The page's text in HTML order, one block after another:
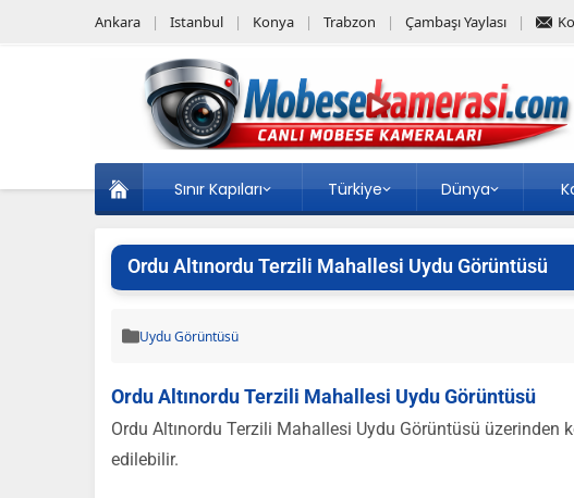
Ankara Istanbul Konya Trabzon Çambaşı Yaylası
Sınır Kapıları Türkiye Dünya
Ordu Altınordu Terzili Mahallesi Uydu Görüntüsü
Uydu Görüntüsü
Ordu Altınordu Terzili Mahallesi Uydu Görüntüsü
Ordu Altınordu Terzili Mahallesi Uydu Görüntüsü üzerinden
edilebilir.